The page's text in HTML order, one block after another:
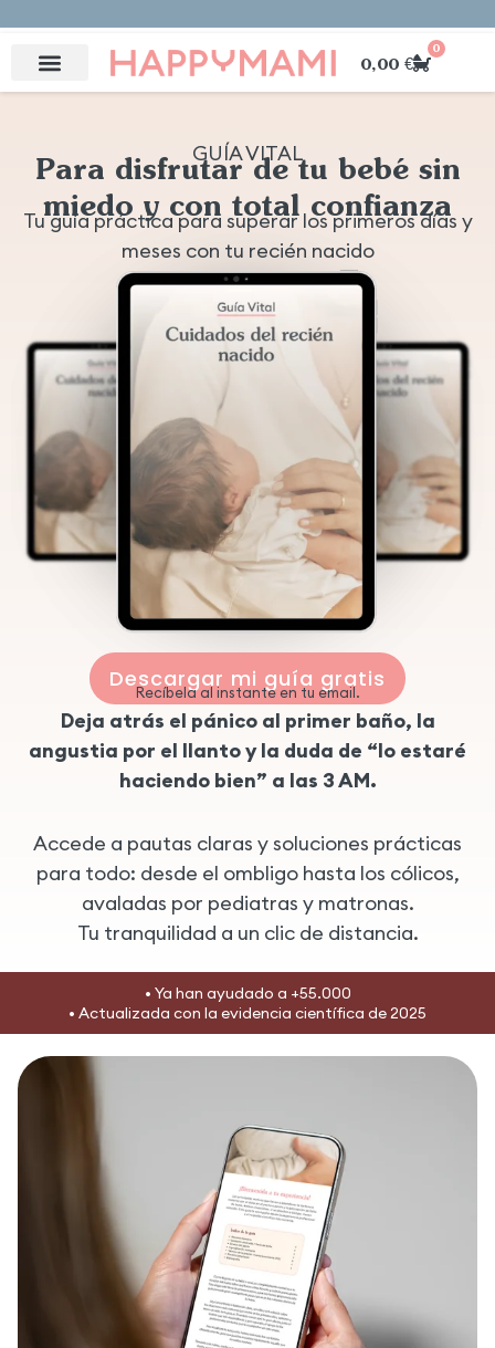
📦 Envío gratis península a partir de 39€*
💌 Maternidad real. Suscríbete aquí
📦 Envío gratis península a partir de 39€*
💌 Maternidad real. Suscríbete aquí
📦 Envío gratis península a partir de 39€*
💌 Maternidad real. Suscríbete aquí
0,00 €
0
GUÍA VITAL
Para disfrutar de tu bebé sin
miedo y con total confianza
Tu guía práctica para superar los primeros días y
meses con tu recién nacido
Descargar mi guía gratis
Recíbela al instante en tu email.
Deja atrás el pánico al primer baño, la
angustia por el llanto y la duda de “lo estaré
haciendo bien” a las 3 AM.
Accede a pautas claras y soluciones prácticas
para todo: desde el ombligo hasta los cólicos,
avaladas por pediatras y matronas.
Tu tranquilidad a un clic de distancia.
• Ya han ayudado a +55.000
• Actualizada con la evidencia científica de 2025